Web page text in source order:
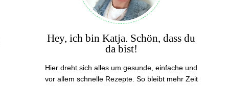
Hey, ich bin Katja. Schön, dass du
da bist!
Hier dreht sich alles um gesunde, einfache und
vor allem schnelle Rezepte. So bleibt mehr Zeit